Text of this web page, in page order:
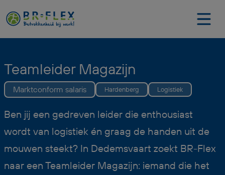
Teamleider Magazijn
Marktconform salaris Hardenberg Logistiek
Ben jij een gedreven leider die enthousiast
wordt van logistiek én graag de handen uit de
mouwen steekt? In Dedemsvaart zoekt BR-Flex
naar een Teamleider Magazijn: iemand die het